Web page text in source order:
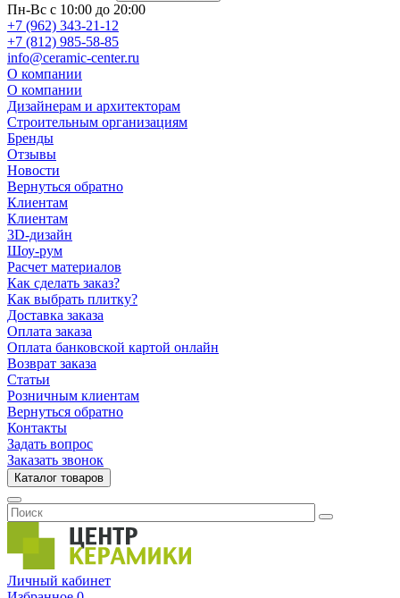
Пн-Вс с 10:00 до 20:00
+7 (962) 343-21-12
+7 (812) 985-58-85
info@ceramic-center.ru
О компании
О компании
Дизайнерам и архитекторам
Строительным организациям
Бренды
Отзывы
Новости
Вернуться обратно
Клиентам
Клиентам
3D-дизайн
Шоу-рум
Расчет материалов
Как сделать заказ?
Как выбрать плитку?
Доставка заказа
Оплата заказа
Оплата банковской картой онлайн
Возврат заказа
Статьи
Розничным клиентам
Вернуться обратно
Контакты
Задать вопрос
Заказать звонок
Каталог товаров
Личный кабинет